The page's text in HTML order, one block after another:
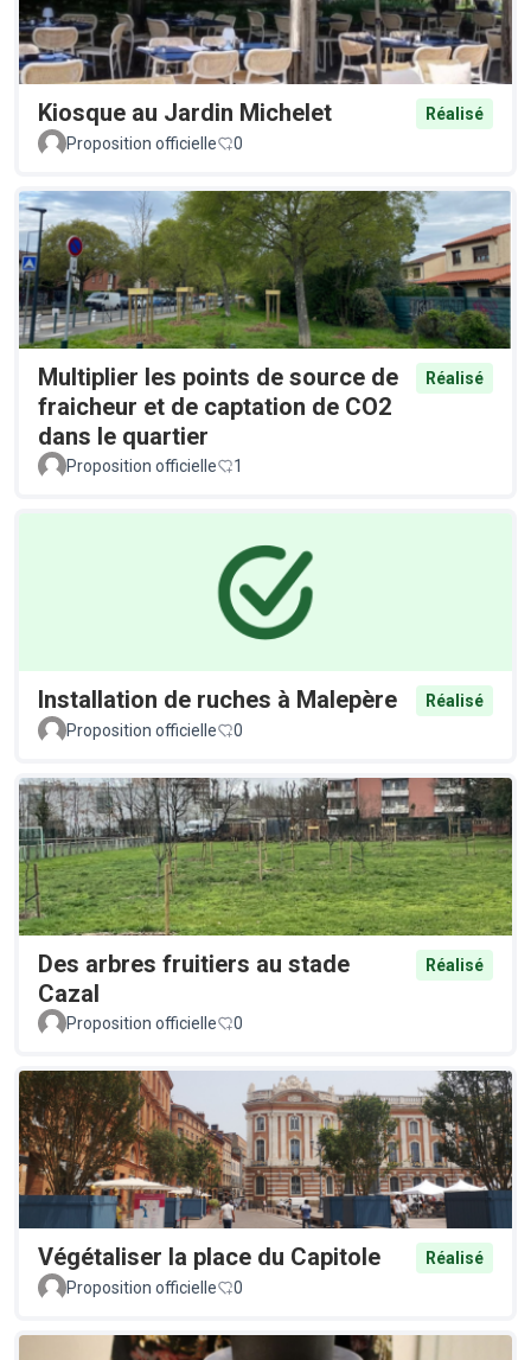
Kiosque au Jardin Michelet
Réalisé
Proposition officielle
0
Multiplier les points de source de
fraicheur et de captation de CO2
dans le quartier
Réalisé
Proposition officielle 1
Installation de ruches à Malepère
Réalisé
Proposition officielle
0
Des arbres fruitiers au stade
Cazal
Réalisé
Proposition officielle 0
Végétaliser la place du Capitole
Réalisé
Proposition officielle
0